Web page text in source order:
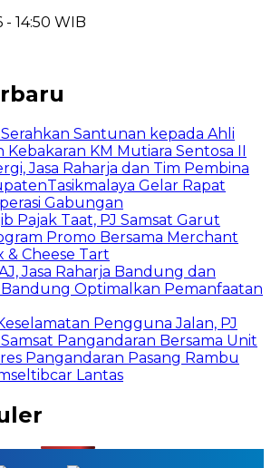
14:50 WIB
Serahkan Santunan kepada Ahli
Kebakaran KM Mutiara Sentosa II
Jasa Raharja dan Tim Pembina
Gelar Rapat
Gabungan
Pajak Taat, PJ Samsat Garut
Promo Bersama Merchant
& Cheese Tart
Jasa Raharja Bandung dan
Optimalkan Pemanfaatan
Pengguna Jalan, PJ
Samsat Pangandaran Bersama Unit
Pangandaran Pasang Rambu
Lantas